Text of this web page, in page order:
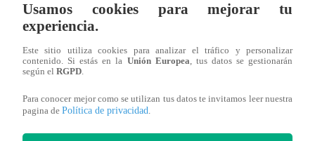
mundo.
PARTIDOS DE HOY,
Usamos cookies para mejorar tu
experiencia.
Este sitio utiliza cookies para analizar el tráfico y personalizar
contenido. Si estás en la Unión Europea, tus datos se gestionarán
según el RGPD.
Para conocer mejor como se utilizan tus datos te invitamos leer nuestra
pagina de Política de privacidad.